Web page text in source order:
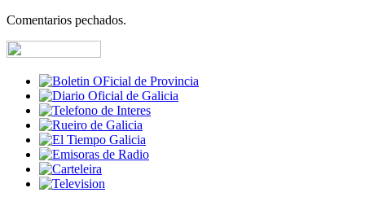
Comentarios pechados.